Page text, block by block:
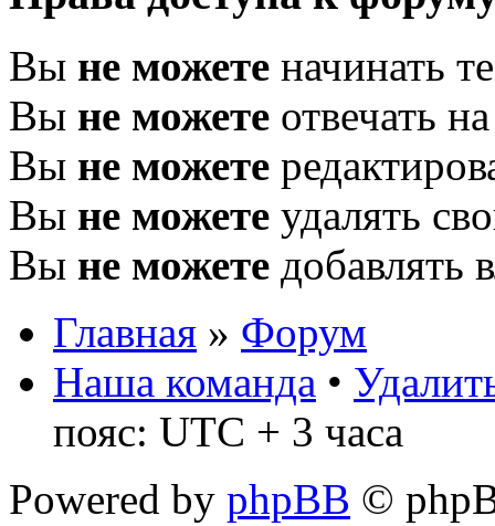
Вы не можете начинать
Вы не можете отвечать
Вы не можете
Вы не можете удалять
Вы не можете добавлять
Главная » Форум
Наша команда •
пояс: UTC + 3 часа
Powered by phpBB ©